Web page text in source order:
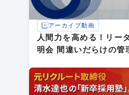
アーカイブ動画
人間力を高める！リー
明会 間違いだらけの管